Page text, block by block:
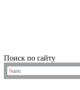
Поиск по сайту